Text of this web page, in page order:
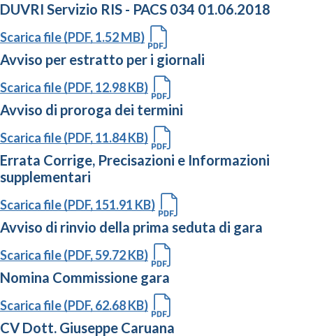
DUVRI Servizio RIS - PACS 034 01.06.2018
Scarica file (PDF, 1.52 MB)
Avviso per estratto per i giornali
Scarica file (PDF, 12.98 KB)
Avviso di proroga dei termini
Scarica file (PDF, 11.84 KB)
Errata Corrige, Precisazioni e Informazioni
supplementari
Scarica file (PDF, 151.91 KB)
Avviso di rinvio della prima seduta di gara
Scarica file (PDF, 59.72 KB)
Nomina Commissione gara
Scarica file (PDF, 62.68 KB)
CV Dott. Giuseppe Caruana